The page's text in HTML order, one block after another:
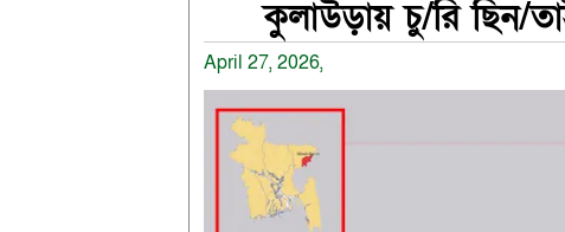
কুলাউড়ায় চু/রি ছিন/
April 27, 2026,